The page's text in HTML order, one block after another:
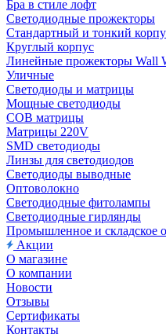
Бра в стиле лофт
Светодиодные прожекторы
Стандартный и тонкий
Круглый корпус
Линейные прожекторы Wall
Уличные
Светодиоды и матрицы
Мощные светодиоды
COB матрицы
Матрицы 220V
SMD светодиоды
Линзы для светодиодов
Светодиоды выводные
Оптоволокно
Светодиодные фитолампы
Светодиодные гирлянды
Промышленное и складское
Акции
О магазине
О компании
Новости
Отзывы
Сертификаты
Контакты